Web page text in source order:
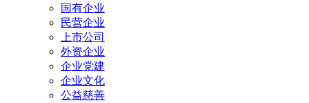
国有企业
民营企业
上市公司
外资企业
企业党建
企业文化
公益慈善